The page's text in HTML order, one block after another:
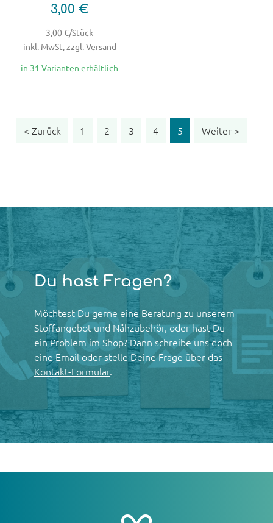
3,00 €
3,00 €/Stück
inkl. MwSt, zzgl. Versand
in 31 Varianten erhältlich
< Zurück Zurück
1 2 3 4 5 Weiter >
Du hast Fragen?
Möchtest Du gerne eine Beratung zu unserem
Stoffangebot und Nähzubehör, oder hast Du
ein Problem im Shop? Dann schreibe uns doch
eine Email oder stelle Deine Frage über das
Kontakt-Formular.